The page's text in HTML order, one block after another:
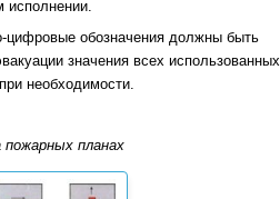
обозначения должны быть
значения всех использованных
необходимости.
пожарных планах